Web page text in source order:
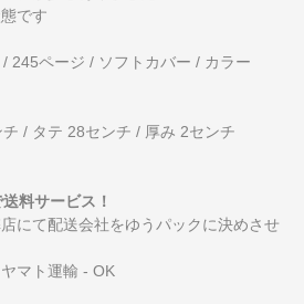
です
/ 245ページ / ソフトカバー / カラー
/ タテ 28センチ / 厚み 2センチ
料サービス！
にて配送会社をゆうパックに決めさせ
マト運輸 - OK